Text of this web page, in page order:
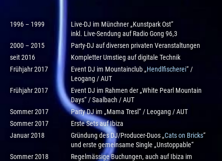
1996 – 1999
Live-DJ im Münchner „Kunstpark Ost“
inkl. Live-Sendung auf Radio Gong 96,3
2000 – 2015
Party-DJ auf diversen privaten Veranstaltungen
seit 2016
Kompletter Umstieg auf digitale Technik
Frühjahr 2017
Event DJ im Mountainclub „Hendlfischerei“ /
Leogang / AUT
Frühjahr 2017
Event DJ im Rahmen der „White Pearl Mountain
Days“ / Saalbach / AUT
Sommer 2017
Party DJ im „Mama Tresl“ / Leogang / AUT
Sommer 2017
Erste Sets auf Ibiza
Januar 2018
Gründung des DJ/Producer-Duos „Cats on Bricks“
und erste gemeinsame Single „Unstoppable“
Sommer 2018
Regelmässige Buchungen, auch auf Ibiza im